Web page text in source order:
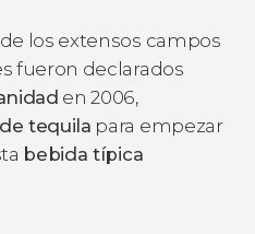
los extensos campos
fueron declarados
en 2006,
tequila para empezar
bebida típica